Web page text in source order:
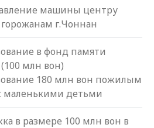
машины центру
г.Чоннан
в фонд памяти
млн вон)
180 млн вон пожилым
маленькими детьми
в размере 100 млн вон в